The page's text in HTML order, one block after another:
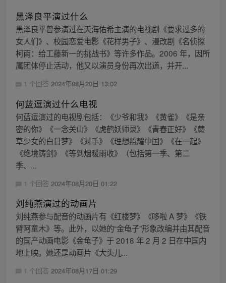
黑泽良平演过什么
黑泽良平曾参演过在天海佑希主演的电视剧《要求过多的
女人们》、校园恋爱电影《花样男子》、漫改剧《名侦探
柯南：给工藤新一的挑战书》等许多作品。2006 年，因所
属团体停止活动，他又以演员身份再次出道，并开...
1 个回答 2024年08月20日 13:02
何蓝逗演过什么电视
何蓝逗演过的电视剧包括：《少爷和我》《黄雀》《是亲
密的你》《一念关山》《虎鹤妖师录》《青春正好》《蕨
草少女的白日梦》《对手》《理想照耀中国》《在一起》
《绝境铸剑》《等到烟暖雨收》（包括第一季、第二
季、...
1 个回答 2024年08月20日 01:22
刘纯燕演过的动画片
刘纯燕参与配音的动画片有《红楼梦》《哆啦 A 梦》《铁
臂阿童木》等。此外，以她的“金龟子”形象改编并由其配音
的国产动画电影《金龟子》于 2018 年 2 月 2 日在中国内
地上映。她还是动画片《大头儿...
1 个回答 2024年08月17日 01:29